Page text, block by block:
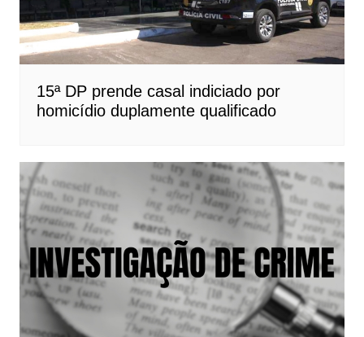
15ª DP prende casal indiciado por
homicídio duplamente qualificado